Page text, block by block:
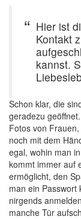
Hier ist
Kontakt
kannst.
Schon klar, die
geradezu
Fotos von
noch mit dem
egal, wohin man
kommt immer auf
ermöglicht, den
man ein Passwort
nirgends
manche Tür